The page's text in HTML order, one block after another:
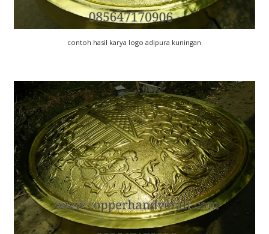
contoh hasil karya logo adipura kuningan